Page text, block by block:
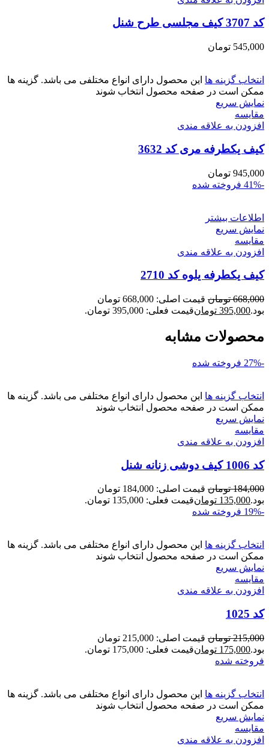
کد 3707 کیف مجلسی طرح شنل
545,000 تومان
انتخاب گزینه ها این محصول دارای انواع مختلفی می باشد. گزینه ها
ممکن است در صفحه محصول انتخاب شوند
نمایش سریع
مقايسه
افزودن به علاقه مندی
کیف یکطرفه مری کد 3632
945,000 تومان
-41%
فروخته شده
اطلاعات بیشتر
نمایش سریع
مقايسه
افزودن به علاقه مندی
کیف یکطرفه یلوه کد 2710
668,000 تومان
قیمت اصلی: 668,000 تومان
بود.395,000 تومانقیمت فعلی: 395,000 تومان.
محصولات مشابه
-27% فروخته شده
انتخاب گزینه ها این محصول دارای انواع مختلفی می باشد. گزینه ها
ممکن است در صفحه محصول انتخاب شوند
نمایش سریع
مقايسه
افزودن به علاقه مندی
کد 1006 کیف دوشی زنانه شنل
184,000 تومان
قیمت اصلی: 184,000 تومان
بود.135,000 تومانقیمت فعلی: 135,000 تومان.
-19%
فروخته شده
انتخاب گزینه ها این محصول دارای انواع مختلفی می باشد. گزینه ها
ممکن است در صفحه محصول انتخاب شوند
نمایش سریع
مقايسه
افزودن به علاقه مندی
کد 1025
215,000 تومان
قیمت اصلی: 215,000 تومان
بود.175,000 تومانقیمت فعلی: 175,000 تومان.
فروخته شده
انتخاب گزینه ها این محصول دارای انواع مختلفی می باشد. گزینه ها
ممکن است در صفحه محصول انتخاب شوند
نمایش سریع
مقايسه
افزودن به علاقه مندی